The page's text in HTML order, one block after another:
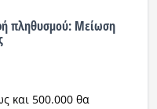
πληθυσμού: Μείωση
και 500.000 θα